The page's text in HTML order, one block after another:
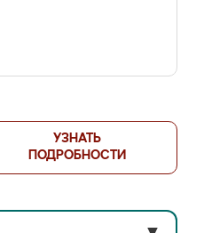
УЗНАТЬ
ПОДРОБНОСТИ